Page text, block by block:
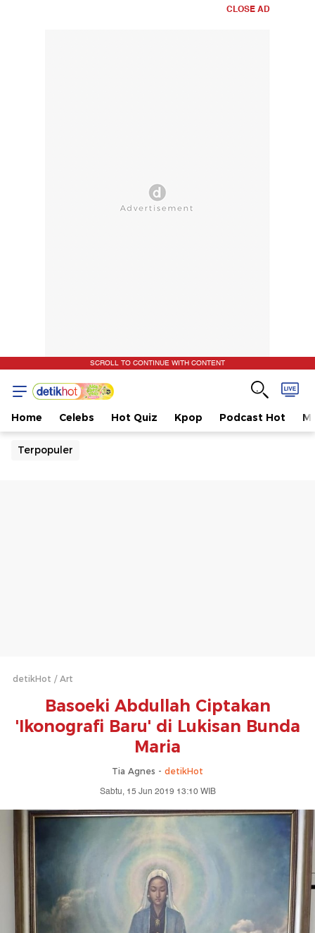
CLOSE AD
SCROLL TO CONTINUE WITH CONTENT
Home Celebs Hot Quiz Kpop Podcast Hot
Terpopuler
detikHot Art
Basoeki Abdullah Ciptakan
'Ikonografi Baru' di Lukisan Bunda
Maria
Tia Agnes - detikHot
Sabtu, 15 Jun 2019 13:10 WIB